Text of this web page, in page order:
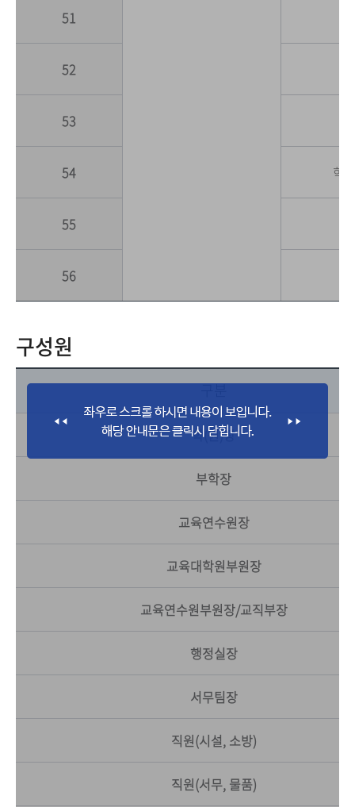
51
52
53
54 학
55
56
구성원
구분
학(원)장
부학장
교육연수원장
교육대학원부원장
교육연수원부원장/교직부장
행정실장
서무팀장
직원(시설, 소방)
직원(서무, 물품)